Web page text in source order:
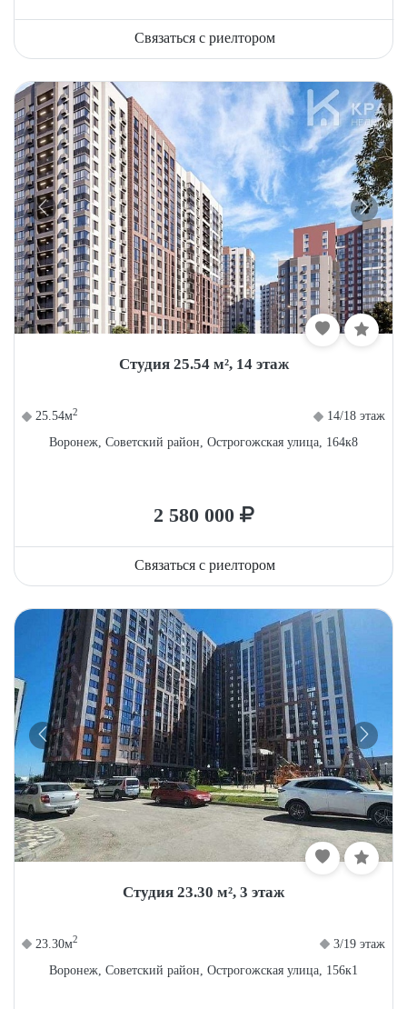
Связаться с риелтором
Студия 25.54 м², 14 этаж
25.54м2
14/18 этаж
Воронеж, Советский район, Острогожская улица, 164к8
2 580 000
Связаться с риелтором
Студия 23.30 м², 3 этаж
23.30м2
3/19 этаж
Воронеж, Советский район, Острогожская улица, 156к1
Бесплатный подбор квартиры
+ подарок от партнера
×